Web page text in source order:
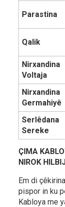
Parastina
Qalik
Nirxandina
Voltaja
Nirxandina
Germahiyê
Serlêdana
Sereke
ÇIMA
NIROK
Em di
pispor in ku
Kabloya me